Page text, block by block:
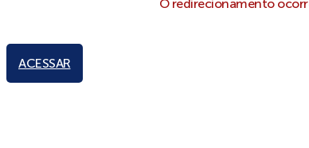
O redirecionamento
ACESSAR